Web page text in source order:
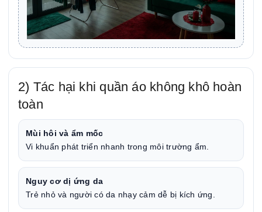
2) Tác hại khi quần áo không khô hoàn
toàn
Mùi hôi và ẩm mốc
Vi khuẩn phát triển nhanh trong môi trường ẩm.
Nguy cơ dị ứng da
Trẻ nhỏ và người có da nhạy cảm dễ bị kích ứng.